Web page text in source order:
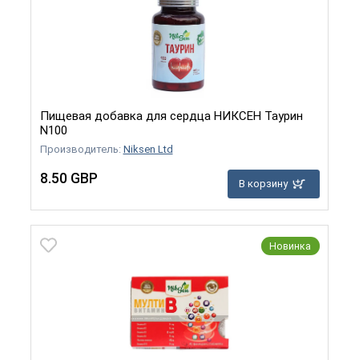
Пищевая добавка для сердца НИКСЕН Таурин
N100
Производитель: Niksen Ltd
8.50 GBP В корзину
Новинка